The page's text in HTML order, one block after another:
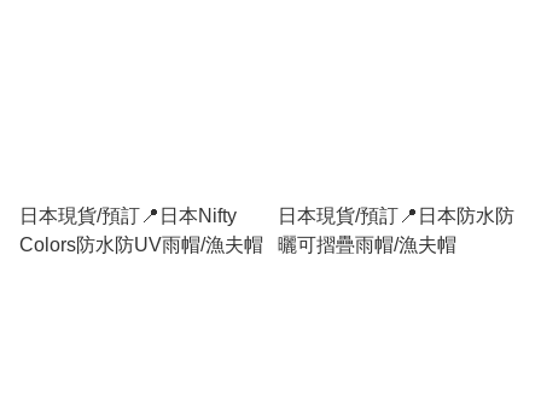
日本現貨/預訂📍日本Nifty
Colors防水防UV雨帽/漁夫帽
日本現貨/預訂📍日本防水防
曬可摺疊雨帽/漁夫帽